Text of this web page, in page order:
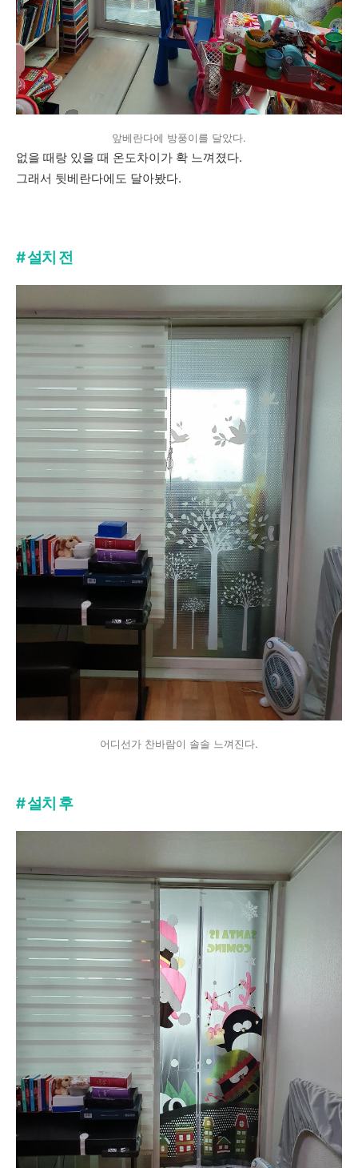
앞베란다에 방풍이를 달았다.
없을 때랑 있을 때 온도차이가 확 느껴졌다.
그래서 뒷베란다에도 달아봤다.
# 설치 전
어디선가 찬바람이 솔솔 느껴진다.
# 설치 후